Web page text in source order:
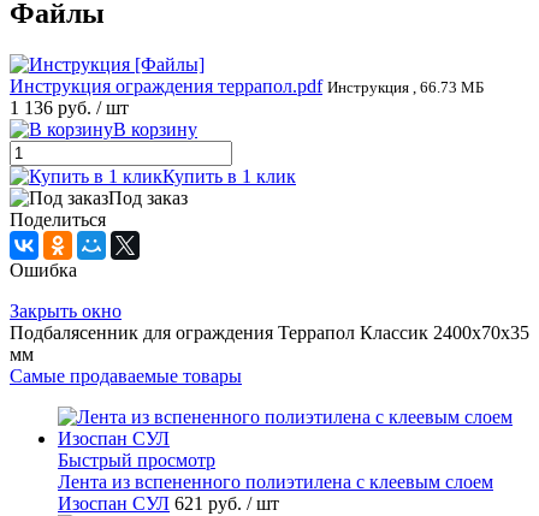
Файлы
Инструкция ограждения террапол.pdf Инструкция , 66.73 МБ
1 136 руб. / шт
В корзину
Купить в 1 клик
Под заказ
Поделиться
Ошибка
Закрыть окно
Подбалясенник для ограждения Террапол Классик 2400x70x35
мм
Самые продаваемые товары
Быстрый просмотр
Лента из вспененного полиэтилена с клеевым слоем
Изоспан СУЛ 621 руб. / шт